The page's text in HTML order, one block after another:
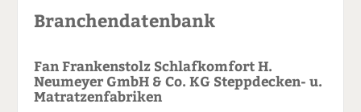
Branchendatenbank
Fan Frankenstolz Schlafkomfort H.
Neumeyer GmbH & Co. KG Steppdecken- u.
Matratzenfabriken